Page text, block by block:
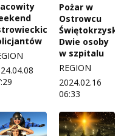
Pożar w
Ostrowcu
Dwie osoby
w szpitalu
REGION
2024.02.16
06:33